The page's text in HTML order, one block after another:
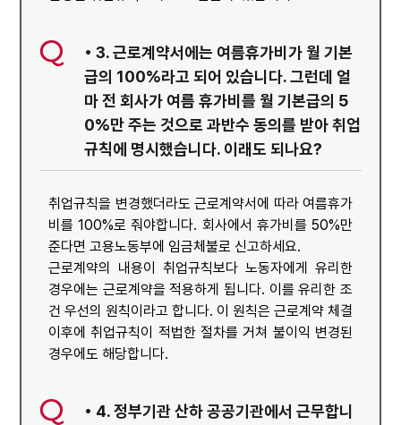
• 3. 근로계약서에는 여름휴가비가 월 기본
급의 100%라고 되어 있습니다. 그런데 얼
마 전 회사가 여름 휴가비를 월 기본급의 5
0%만 주는 것으로 과반수 동의를 받아 취업
규칙에 명시했습니다. 이래도 되나요?
취업규칙을 변경했더라도 근로계약서에 따라 여름휴가
비를 100%로 줘야합니다. 회사에서 휴가비를 50%만
준다면 고용노동부에 임금체불로 신고하세요.
근로계약의 내용이 취업규칙보다 노동자에게 유리한
경우에는 근로계약을 적용하게 됩니다. 이를 유리한 조
건 우선의 원칙이라고 합니다. 이 원칙은 근로계약 체결
이후에 취업규칙이 적법한 절차를 거쳐 불이익 변경된
경우에도 해당합니다.
• 4. 정부기관 산하 공공기관에서 근무합니